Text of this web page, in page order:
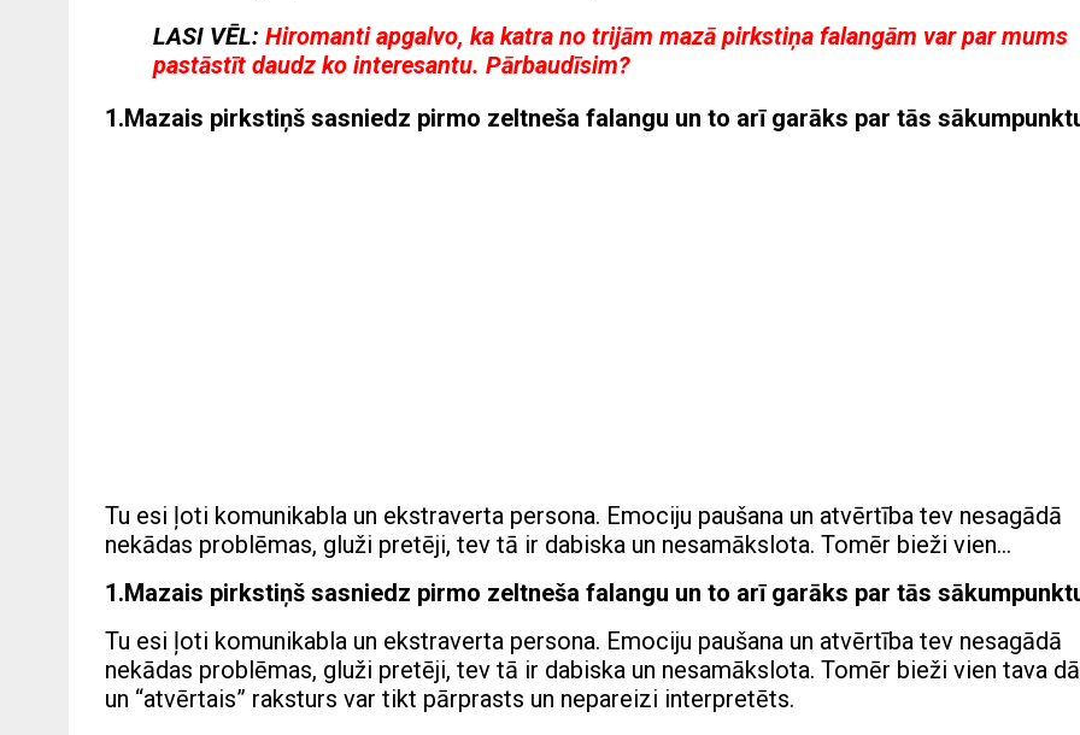
LASI VĒL: Hiromanti apgalvo, ka katra no trijām mazā pirkstiņa falangām var par mums
pastāstīt daudz ko interesantu. Pārbaudīsim?
1.Mazais pirkstiņš sasniedz pirmo zeltneša falangu un to arī garāks par tās
Tu esi ļoti komunikabla un ekstraverta persona. Emociju paušana un atvērtība tev nesagādā
nekādas problēmas, gluži pretēji, tev tā ir dabiska un nesamākslota. Tomēr bieži vien…
1.Mazais pirkstiņš sasniedz pirmo zeltneša falangu un to arī garāks par tās
Tu esi ļoti komunikabla un ekstraverta persona. Emociju paušana un atvērtība tev nesagādā
nekādas problēmas, gluži pretēji, tev tā ir dabiska un nesamākslota. Tomēr bieži vien tava
un “atvērtais” raksturs var tikt pārprasts un nepareizi interpretēts.